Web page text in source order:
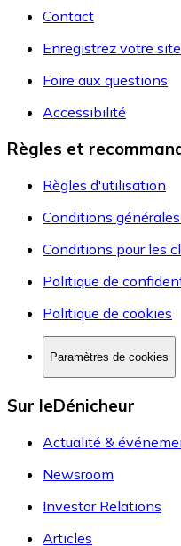
Contact
Enregistrez votre
Foire aux questions
Accessibilité
Règles et
Règles d'utilisation
Conditions
Conditions pour les
Politique de
Politique de cookies
Paramètres de cookies
Sur leDénicheur
Actualité &
Newsroom
Investor Relations
Articles